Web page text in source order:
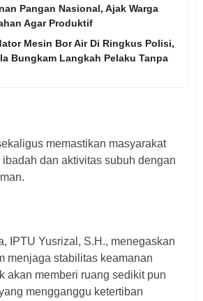
Pangan Nasional, Ajak Warga
Agar Produktif
Mesin Bor Air Di Ringkus Polisi,
Bungkam Langkah Pelaku Tanpa
memastikan masyarakat
dan aktivitas subuh dengan
IPTU Yusrizal, S.H., menegaskan
menjaga stabilitas keamanan
akan memberi ruang sedikit pun
mengganggu ketertiban